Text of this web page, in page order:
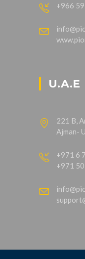
+966
U.A.E
221 B,
Ajman-
+971 6
+971